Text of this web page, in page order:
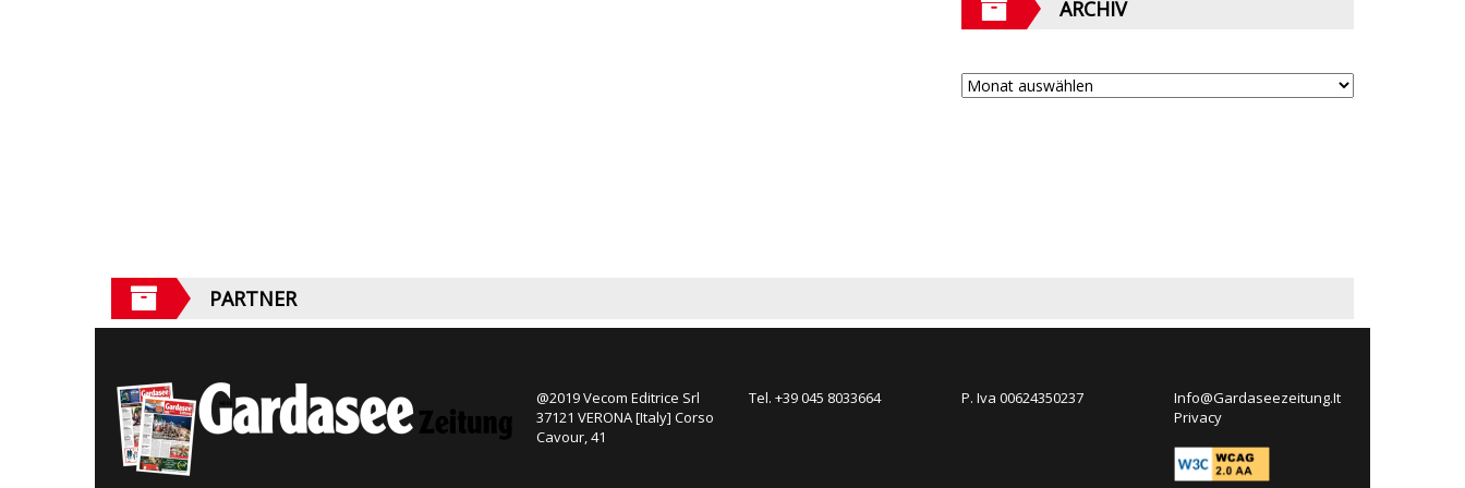
ARCHIV
PARTNER
@2019 Vecom Editrice Srl
37121 VERONA [Italy] Corso
Cavour, 41
Tel. +39 045 8033664 P. Iva 00624350237
Info@Gardaseezeitung.It
Privacy